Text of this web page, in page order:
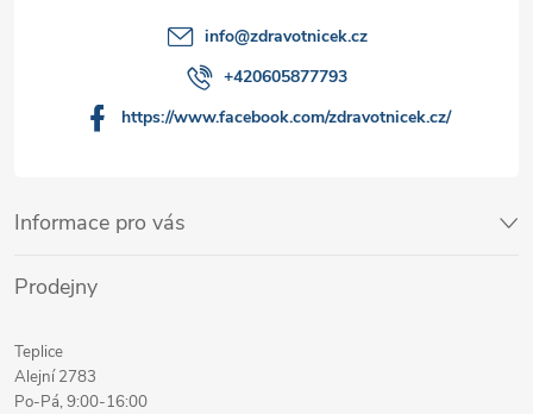
Informace pro vás
Prodejny
Teplice
Alejní 2783
Po-Pá, 9:00-16:00
info@zdravotnicek.cz
+420605877793
https://www.facebook.com/zdravotnicek.cz/